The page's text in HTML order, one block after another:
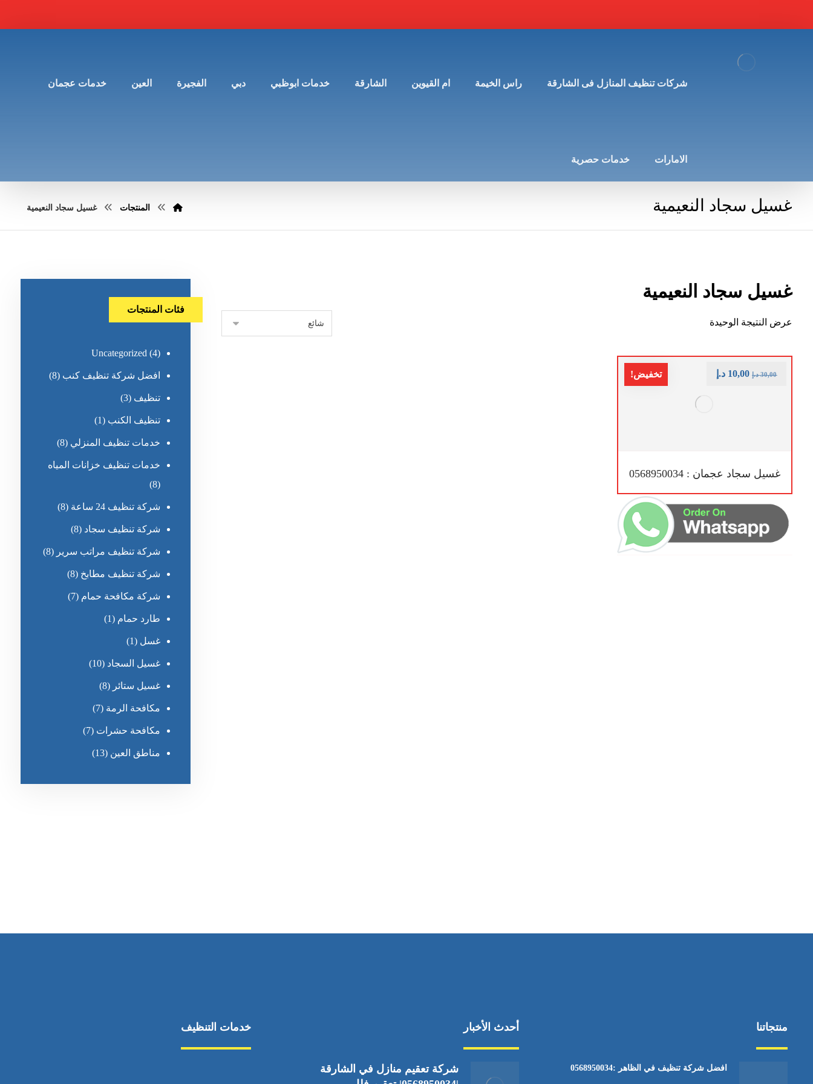
شركات تنظيف المنازل فى الشارقة راس الخيمة ام القيوين الشارقة خدمات ابوظبي دبي الفجيرة العين خدمات عجمان
الامارات خدمات حصرية
غسيل سجاد النعيمية المنتجات غسيل سجاد النعيمية
غسيل سجاد النعيمية
عرض النتيجة الوحيدة
تخفيض!
غسيل سجاد عجمان : 0568950034
30,00 د.إ 10,00 د.إ
فئات المنتجات
Uncategorized (4)
افضل شركة تنظيف كنب (8)
تنظيف (3)
تنظيف الكنب (1)
خدمات تنظيف المنزلي (8)
خدمات تنظيف خزانات المياه
(8)
شركة تنظيف 24 ساعة (8)
شركة تنظيف سجاد (8)
شركة تنظيف مراتب سرير (8)
شركة تنظيف مطابخ (8)
شركة مكافحة حمام (7)
طارد حمام (1)
غسل (1)
غسيل السجاد (10)
غسيل ستائر (8)
مكافحة الرمة (7)
مكافحة حشرات (7)
مناطق العين (13)
منتجاتنا
افضل شركة تنظيف في الظاهر :0568950034
أحدث الأخبار
شركة تعقيم منازل في الشارقة
خدمات التنظيف